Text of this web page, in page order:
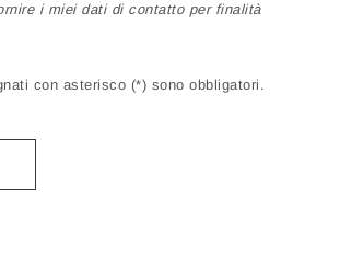
i miei dati di contatto per finalità
con asterisco (*) sono obbligatori.